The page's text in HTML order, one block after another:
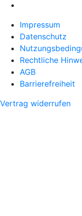
Impressum
Datenschutz
Rechtliche
AGB
Barrierefreiheit
Vertrag widerrufen